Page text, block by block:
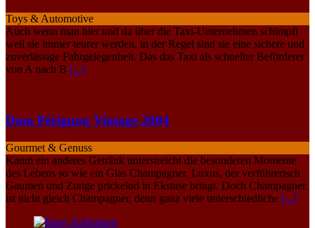
Toys & Automotive
Auch wenn man hier und da über die Taxi-Unternehmen schimpft
weil sie immer teurer werden, in der Regel sind sie eine sichere und
zuverlässige Fahrgelegenheit. Das das Taxi als schneller Beförderer
von A nach B [...]
Dom Pérignon Vintage 2004
Gourmet & Genuss
Kaum ein anderes Getränk unterstreicht die besonderen Momente
des Lebens so wie ein Glas Champagner. Luxus, der verführerisch
Gaumen und Zunge prickelnd in Ekstase bringt. Doch Champagner
ist nicht gleich Champagner, denn ganz viele unterschiedliche [...]